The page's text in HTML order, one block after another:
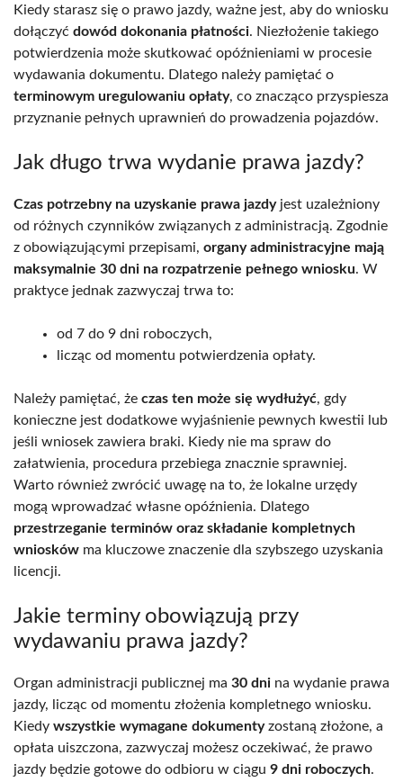
Kiedy starasz się o prawo jazdy, ważne jest, aby do wniosku
dołączyć dowód dokonania płatności. Niezłożenie takiego
potwierdzenia może skutkować opóźnieniami w procesie
wydawania dokumentu. Dlatego należy pamiętać o
terminowym uregulowaniu opłaty, co znacząco przyspiesza
przyznanie pełnych uprawnień do prowadzenia pojazdów.
Jak długo trwa wydanie prawa jazdy?
Czas potrzebny na uzyskanie prawa jazdyjest uzależniony
od różnych czynników związanych z administracją. Zgodnie
z obowiązującymi przepisami, organy administracyjne mają
maksymalnie 30 dni na rozpatrzenie pełnego wniosku. W
praktyce jednak zazwyczaj trwa to:
od 7 do 9 dni roboczych,
licząc od momentu potwierdzenia opłaty.
Należy pamiętać, że czas ten może się wydłużyć, gdy
konieczne jest dodatkowe wyjaśnienie pewnych kwestii lub
jeśli wniosek zawiera braki. Kiedy nie ma spraw do
załatwienia, procedura przebiega znacznie sprawniej.
Warto również zwrócić uwagę na to, że lokalne urzędy
mogą wprowadzać własne opóźnienia. Dlatego
przestrzeganie terminów oraz składanie kompletnych
wniosków ma kluczowe znaczenie dla szybszego uzyskania
licencji.
Jakie terminy obowiązują przy
wydawaniu prawa jazdy?
Organ administracji publicznej ma 30 dni na wydanie prawa
jazdy, licząc od momentu złożenia kompletnego wniosku.
Kiedy wszystkie wymagane dokumentyzostaną złożone, a
opłata uiszczona, zazwyczaj możesz oczekiwać, że prawo
jazdy będzie gotowe do odbioru w ciągu 9 dni roboczych.